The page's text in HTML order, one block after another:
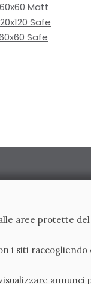
60x60 Matt
Safe
Safe
aree protette
i siti